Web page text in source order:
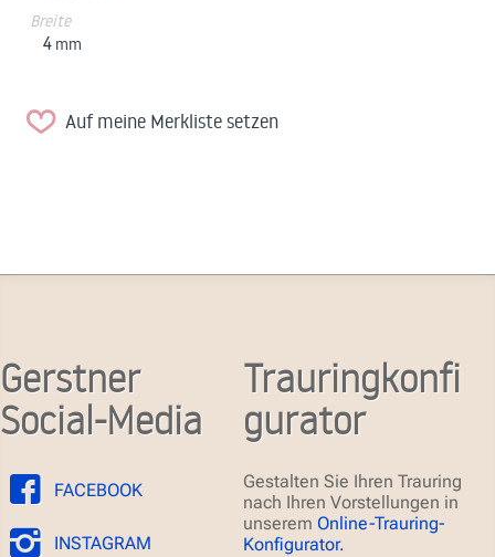
Breite
4 mm
Auf meine Merkliste setzen
Gerstner
Social-Media
FACEBOOK
INSTAGRAM
Trauringkonfi
gurator
Gestalten Sie Ihren Trauring
nach Ihren Vorstellungen in
unserem Online-Trauring-
Konfigurator.